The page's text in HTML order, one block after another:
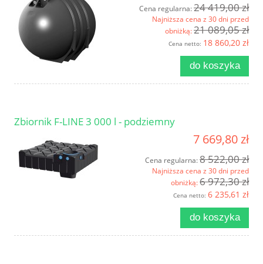
Cena regularna:24 419,00 zł
Najniższa cena z 30 dni przed
obniżką:21 089,05 zł
Cena netto: 18 860,20 zł
do koszyka
Zbiornik F-LINE 3 000 l - podziemny
7 669,80 zł
Cena regularna:8 522,00 zł
Najniższa cena z 30 dni przed
obniżką:6 972,30 zł
Cena netto: 6 235,61 zł
do koszyka